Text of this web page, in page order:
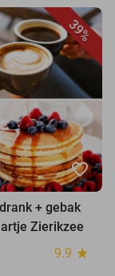
39%
favorite_border
+ gebak
Zierikzee
9.9 star